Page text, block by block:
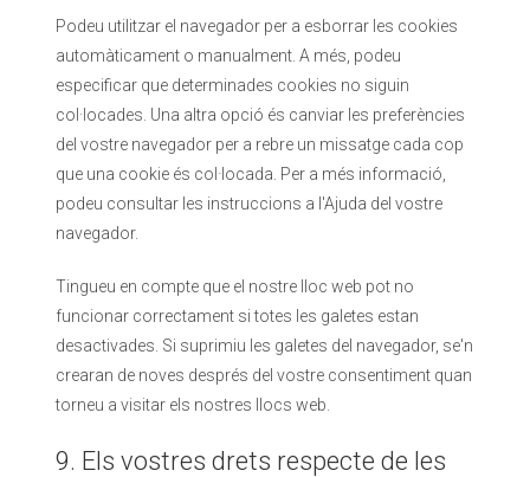
Podeu utilitzar el navegador per a esborrar les cookies
automàticament o manualment. A més, podeu
especificar que determinades cookies no siguin
col·locades. Una altra opció és canviar les preferències
del vostre navegador per a rebre un missatge cada cop
que una cookie és col·locada. Per a més informació,
podeu consultar les instruccions a l'Ajuda del vostre
navegador.
Tingueu en compte que el nostre lloc web pot no
funcionar correctament si totes les galetes estan
desactivades. Si suprimiu les galetes del navegador, se'n
crearan de noves després del vostre consentiment quan
torneu a visitar els nostres llocs web.
9. Els vostres drets respecte de les